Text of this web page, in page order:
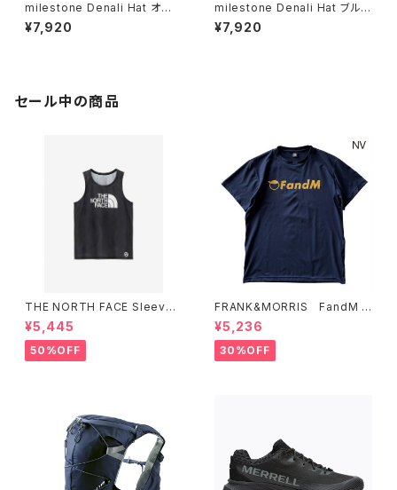
milestone Denali Hat オー
ルホワイト
¥7,920
milestone Denali Hat ブル
ーブルー
¥7,920
セール中の商品
THE NORTH FACE Sleevel
ess Hypervent Crew WOM
EN'S ブラック
¥5,445
50%OFF
FRANK&MORRIS FandM T
ee NV
¥5,236
30%OFF